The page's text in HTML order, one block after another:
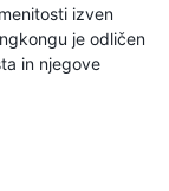
izven
je odličen
in njegove